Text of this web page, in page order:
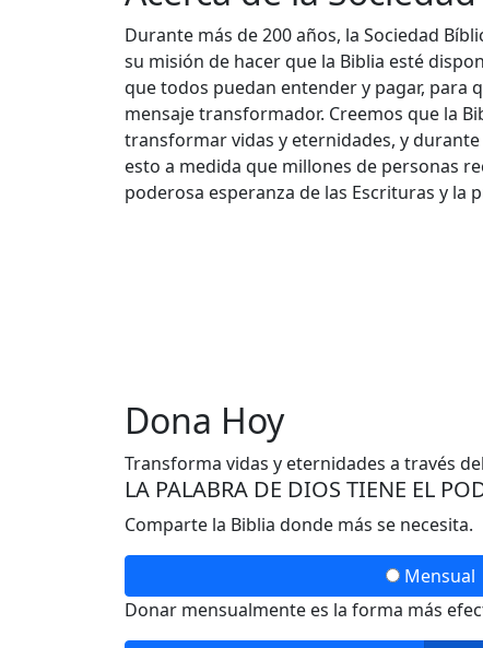
Durante más de 200 años, la Sociedad
su misión de hacer que la Biblia esté
que todos puedan entender y pagar, para
mensaje transformador. Creemos que la
transformar vidas y eternidades, y
esto a medida que millones de personas
poderosa esperanza de las Escrituras y la
Dona Hoy
Transforma vidas y eternidades a través
LA PALABRA DE DIOS TIENE EL
Comparte la Biblia donde más se necesita.
Mensual
Donar mensualmente es la forma más